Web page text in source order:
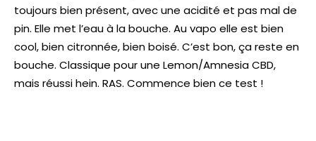
toujours bien présent, avec une acidité et pas mal de
pin. Elle met l’eau à la bouche. Au vapo elle est bien
cool, bien citronnée, bien boisé. C’est bon, ça reste en
bouche. Classique pour une Lemon/Amnesia CBD,
mais réussi hein. RAS. Commence bien ce test !